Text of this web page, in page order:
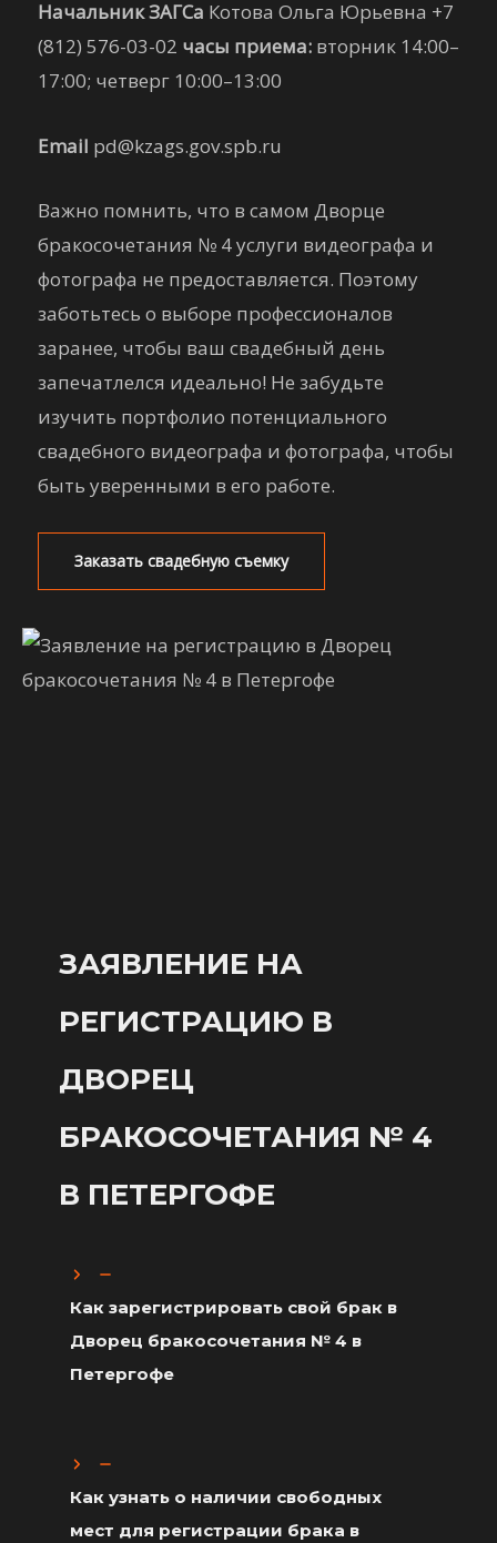
Начальник ЗАГСа Котова Ольга Юрьевна +7
(812) 576-03-02 часы приема: вторник 14:00–
17:00; четверг 10:00–13:00
Email pd@kzags.gov.spb.ru
Важно помнить, что в самом Дворце
бракосочетания № 4 услуги видеографа и
фотографа не предоставляется. Поэтому
заботьтесь о выборе профессионалов
заранее, чтобы ваш свадебный день
запечатлелся идеально! Не забудьте
изучить портфолио потенциального
свадебного видеографа и фотографа, чтобы
быть уверенными в его работе.
Заказать свадебную съемку
ЗАЯВЛЕНИЕ НА
РЕГИСТРАЦИЮ В
ДВОРЕЦ
БРАКОСОЧЕТАНИЯ № 4
В ПЕТЕРГОФЕ
Как зарегистрировать свой брак в
Дворец бракосочетания № 4 в
Петергофе
Как узнать о наличии свободных
мест для регистрации брака в